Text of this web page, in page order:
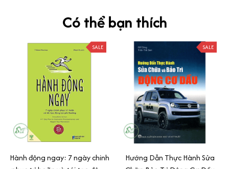
Có thể bạn thích
SALE
Hành động ngay: 7 ngày chinh
SALE
Hướng Dẫn Thực Hành Sửa